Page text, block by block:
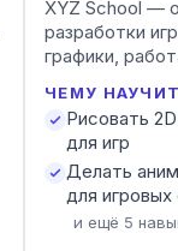
XYZ School —
разработки
графики,
ЧЕМУ
Рисовать
для игр
Делать
для игровых
и ещё 5